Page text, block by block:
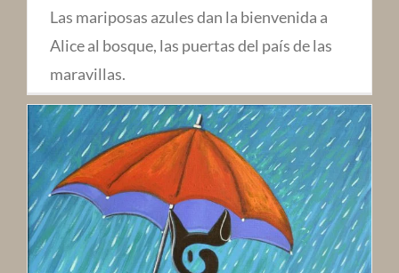
Las mariposas azules dan la bienvenida a
Alice al bosque, las puertas del país de las
maravillas.